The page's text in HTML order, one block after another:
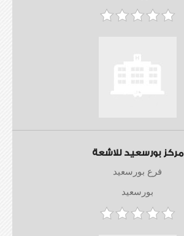
مركز بورسعيد للاشعة
فرع بورسعيد
بورسعيد